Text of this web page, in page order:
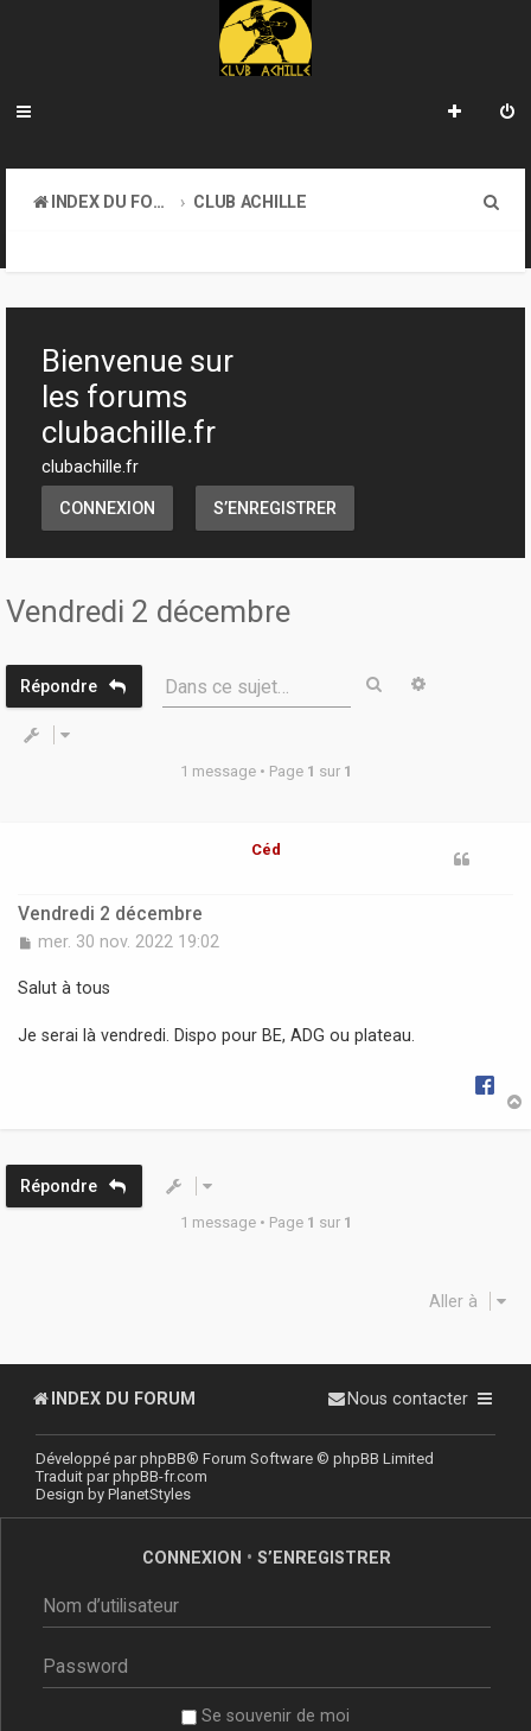
INDEX DU FORUM
CLUB ACHILLE
h
Bienvenue sur
les forums
clubachille.fr
clubachille.fr
CONNEXION S’ENREGISTRER
Vendredi 2 décembre
Répondre Dans ce sujet… Rechercher
1 message • Page 1 sur 1
Céd
Vendredi 2 décembre
M
s
g
mer. 30 nov. 2022 19:02
Salut à tous
Je serai là vendredi. Dispo pour BE, ADG ou plateau.
Répondre
1 message • Page 1 sur 1
Aller à
INDEX DU FORUM Nous contacter
Développé parphpBB® Forum Software © phpBB Limited
Traduit parphpBB-fr.com
Design by PlanetStyles
CONNEXION • S’ENREGISTRER
Se souvenir de moi